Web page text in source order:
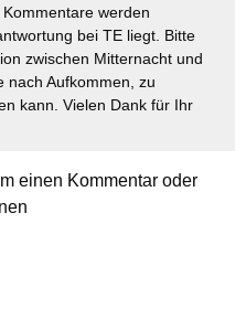
werden
bei TE liegt. Bitte
zwischen Mitternacht und
nach Aufkommen, zu
kann. Vielen Dank für Ihr
einen Kommentar oder